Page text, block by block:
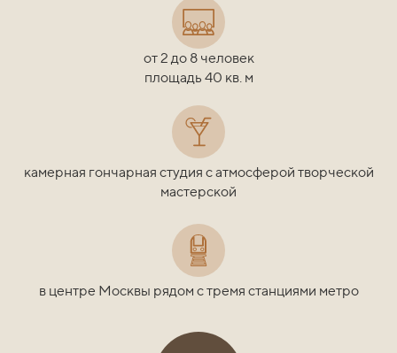
от 2 до 8 человек
площадь 40 кв. м
камерная гончарная студия с атмосферой творческой
мастерской
в центре Москвы рядом с тремя станциями метро